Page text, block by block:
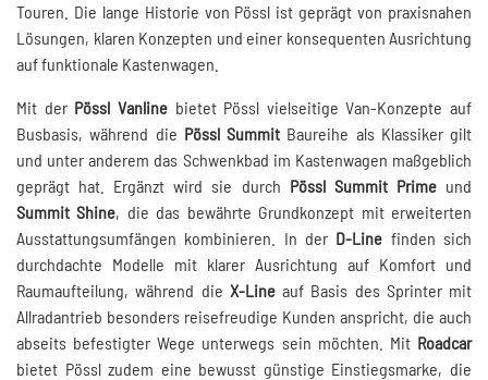
Touren. Die lange Historie von Pössl ist geprägt von praxisnahen
Lösungen, klaren Konzepten und einer konsequenten Ausrichtung
auf funktionale Kastenwagen.
Mit der Pössl Vanlinebietet Pössl vielseitige Van-Konzepte auf
Busbasis, während die Pössl Summit Baureihe als Klassiker gilt
und unter anderem das Schwenkbad im Kastenwagen maßgeblich
geprägt hat. Ergänzt wird sie durch Pössl Summit Primeund
Summit Shine, die das bewährte Grundkonzept mit erweiterten
Ausstattungsumfängen kombinieren. In der D-Line finden sich
durchdachte Modelle mit klarer Ausrichtung auf Komfort und
Raumaufteilung, während die X-Lineauf Basis des Sprinter mit
Allradantrieb besonders reisefreudige Kunden anspricht, die auch
abseits befestigter Wege unterwegs sein möchten. Mit Roadcar
bietet Pössl zudem eine bewusst günstige Einstiegsmarke, die